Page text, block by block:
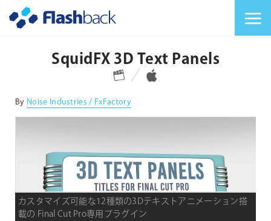
SquidFX 3D Text Panels
対応プラットフォーム 対応OS
By Noise Industries / FxFactory
カスタマイズ可能な12種類の3Dテキストアニメーション搭
載の Final Cut Pro専用プラグイン